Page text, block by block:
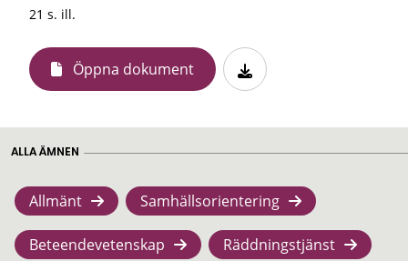
21 s. ill.
Öppna dokument
ALLA ÄMNEN
Allmänt Samhällsorientering
Beteendevetenskap Räddningstjänst